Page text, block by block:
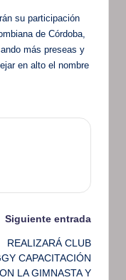
su participación
de Córdoba,
más preseas y
en alto el nombre
Siguiente entrada
REALIZARÁ CLUB
CAPACITACIÓN
LA GIMNASTA Y